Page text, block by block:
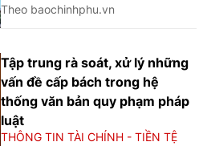
Theo baochinhphu.vn
Tập trung rà soát, xử lý những
vấn đề cấp bách trong hệ
thống văn bản quy phạm pháp
luật
THÔNG TIN TÀI CHÍNH - TIỀN TỆ